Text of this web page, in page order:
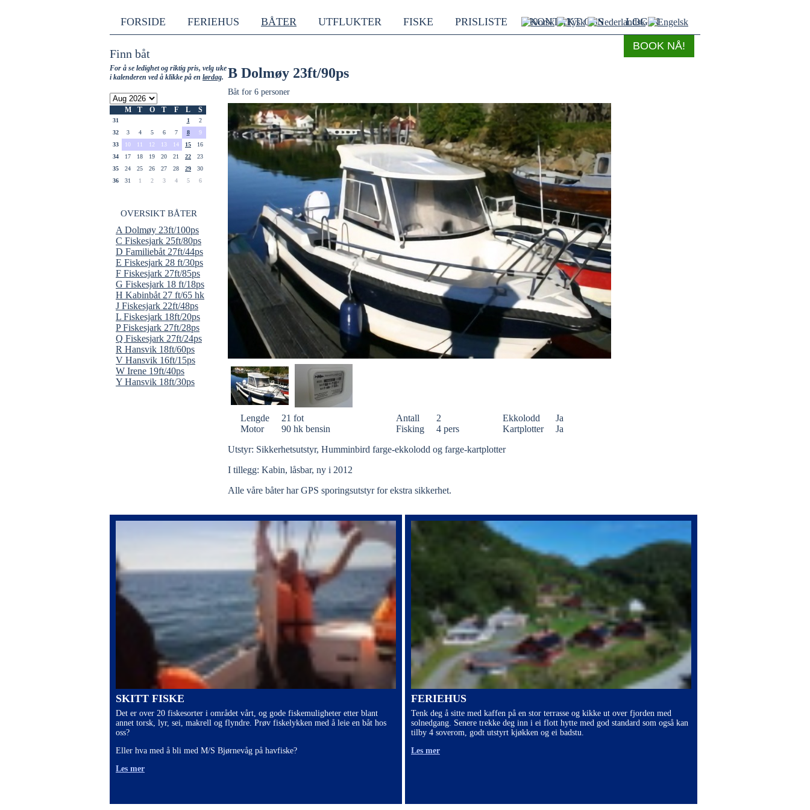
BOOK NÅ!
FORSIDE FERIEHUS BÅTER UTFLUKTER FISKE PRISLISTE KONTAKT OSS LOGIN
Finn båt
For å se ledighet og riktig pris, velg uke
i kalenderen ved å klikke på en lørdag.
M T O T F L S
31 1
2
32
3 4 5 6 7 8
9
33
10 11 12 13 14 15
16
34
17 18 19 20 21 22
23
35
24 25 26 27 28 29
30
36
31 1 2 3 4 5 6
OVERSIKT BÅTER
A Dolmøy 23ft/100ps
C Fiskesjark 25ft/80ps
D Familiebåt 27ft/44ps
E Fiskesjark 28 ft/30ps
F Fiskesjark 27ft/85ps
G Fiskesjark 18 ft/18ps
H Kabinbåt 27 ft/65 hk
J Fiskesjark 22ft/48ps
L Fiskesjark 18ft/20ps
P Fiskesjark 27ft/28ps
Q Fiskesjark 27ft/24ps
R Hansvik 18ft/60ps
V Hansvik 16ft/15ps
W Irene 19ft/40ps
Y Hansvik 18ft/30ps
B Dolmøy 23ft/90ps
Båt for 6 personer
Lengde 21 fot Antall 2 Ekkolodd
Ja
Motor
90 hk bensin Fisking 4 pers Kartplotter
Ja
Utstyr: Sikkerhetsutstyr, Humminbird farge-ekkolodd og farge-kartplotter
I tillegg: Kabin, låsbar, ny i 2012
Alle våre båter har GPS sporingsutstyr for ekstra sikkerhet.
SKITT FISKE
Det er over 20 fiskesorter i området vårt, og gode fiskemuligheter etter blant
annet torsk, lyr, sei, makrell og flyndre. Prøv fiskelykken med å leie en båt hos
oss?
Eller hva med å bli med M/S Bjørnevåg på havfiske?
Les mer
FERIEHUS
Tenk deg å sitte med kaffen på en stor terrasse og kikke ut over fjorden med
solnedgang. Senere trekke deg inn i ei flott hytte med god standard som også kan
tilby 4 soverom, godt utstyrt kjøkken og ei badstu.
Les mer